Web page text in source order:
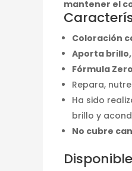
mantener el
Coloración
Aporta
Fórmula
Repara,
Ha sido
brillo y
No cubre